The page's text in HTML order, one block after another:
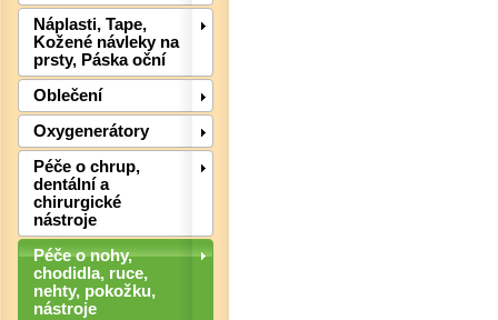
Náplasti, Tape,
Kožené návleky na
prsty, Páska oční
Oblečení
Oxygenerátory
Péče o chrup,
dentální a
chirurgické
nástroje
Péče o nohy,
chodidla, ruce,
nehty, pokožku,
nástroje